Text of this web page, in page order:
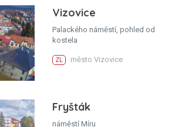
Vizovice
Palackého náměstí, pohled od
kostela
ZL město Vizovice
Fryšták
náměstí Míru